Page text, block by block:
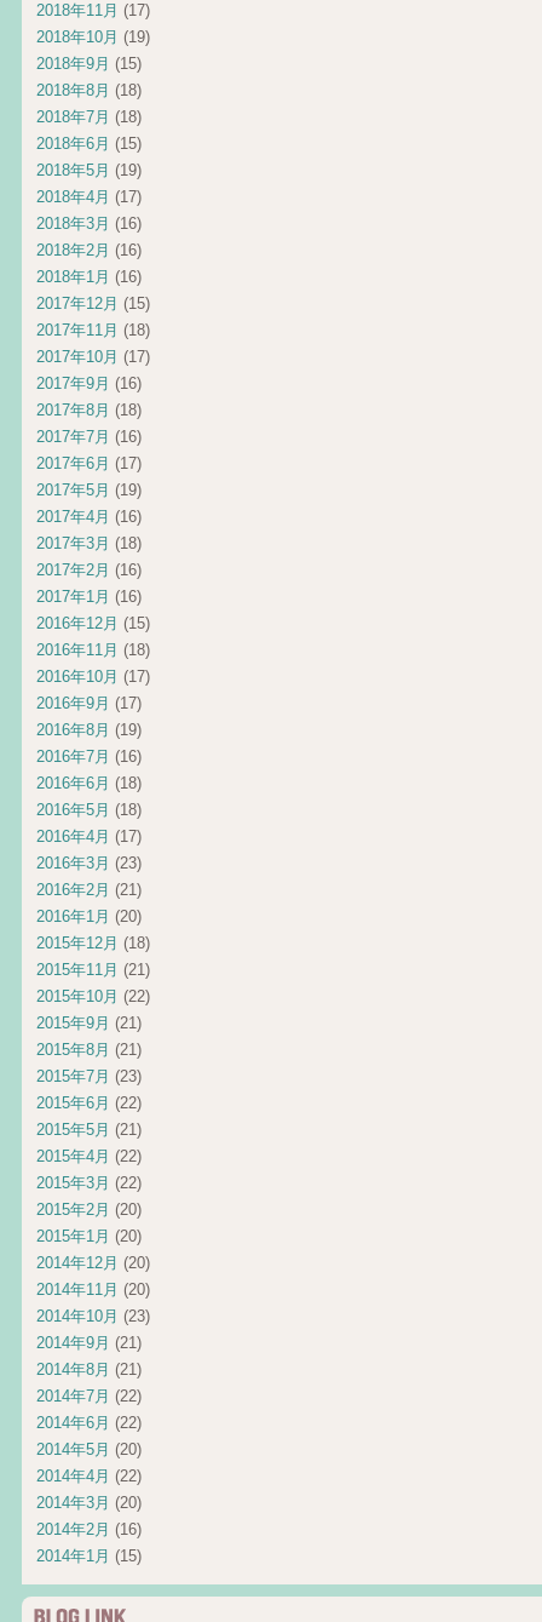
2018年11月 (17)
2018年10月 (19)
2018年9月 (15)
2018年8月 (18)
2018年7月 (18)
2018年6月 (15)
2018年5月 (19)
2018年4月 (17)
2018年3月 (16)
2018年2月 (16)
2018年1月 (16)
2017年12月 (15)
2017年11月 (18)
2017年10月 (17)
2017年9月 (16)
2017年8月 (18)
2017年7月 (16)
2017年6月 (17)
2017年5月 (19)
2017年4月 (16)
2017年3月 (18)
2017年2月 (16)
2017年1月 (16)
2016年12月 (15)
2016年11月 (18)
2016年10月 (17)
2016年9月 (17)
2016年8月 (19)
2016年7月 (16)
2016年6月 (18)
2016年5月 (18)
2016年4月 (17)
2016年3月 (23)
2016年2月 (21)
2016年1月 (20)
2015年12月 (18)
2015年11月 (21)
2015年10月 (22)
2015年9月 (21)
2015年8月 (21)
2015年7月 (23)
2015年6月 (22)
2015年5月 (21)
2015年4月 (22)
2015年3月 (22)
2015年2月 (20)
2015年1月 (20)
2014年12月 (20)
2014年11月 (20)
2014年10月 (23)
2014年9月 (21)
2014年8月 (21)
2014年7月 (22)
2014年6月 (22)
2014年5月 (20)
2014年4月 (22)
2014年3月 (20)
2014年2月 (16)
2014年1月 (15)